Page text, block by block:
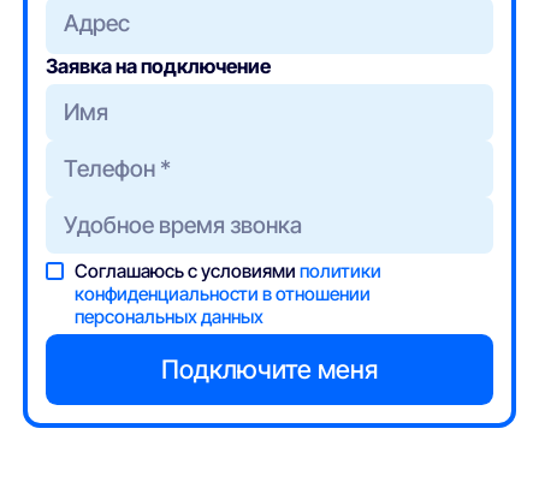
Адрес
Заявка на подключение
Соглашаюсь с условиямиполитики
конфиденциальности в отношении
персональных данных